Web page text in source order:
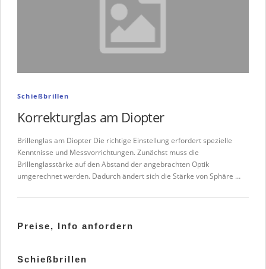
Schießbrillen
Korrekturglas am Diopter
Brillenglas am Diopter Die richtige Einstellung erfordert spezielle
Kenntnisse und Messvorrichtungen. Zunächst muss die
Brillenglasstärke auf den Abstand der angebrachten Optik
umgerechnet werden. Dadurch ändert sich die Stärke von Sphäre …
Preise, Info anfordern
Schießbrillen